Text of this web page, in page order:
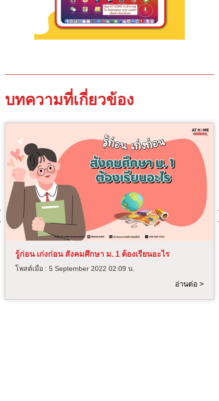
บทความที่เกี่ยวข้อง
รู้ก่อน เก่งก่อน สังคมศึกษา ม. 1 ต้องเรียนอะไร
โพสต์เมื่อ : 5 September 2022 02:09 น.
อ่านต่อ >